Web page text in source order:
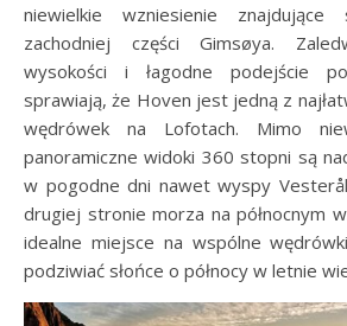
niewielkie wzniesienie znajdujące
zachodniej części Gimsøya.
wysokości i łagodne podejście
sprawiają, że Hoven jest jedną z
wędrówek na Lofotach. Mimo
panoramiczne widoki 360 stopni są
w pogodne dni nawet wyspy
drugiej stronie morza na północnym
idealne miejsce na wspólne
podziwiać słońce o północy w letnie